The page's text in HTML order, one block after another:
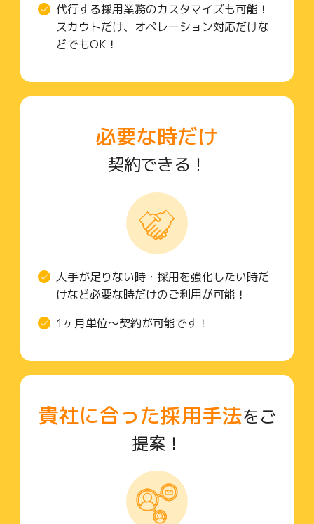
代行する採用業務のカスタマイズも可能！
スカウトだけ、オペレーション対応だけな
どでもOK！
必要な時だけ
契約できる！
人手が足りない時・採用を強化したい時だ
けなど必要な時だけのご利用が可能！
1ヶ月単位〜契約が可能です！
貴社に合った採用手法をご
提案！